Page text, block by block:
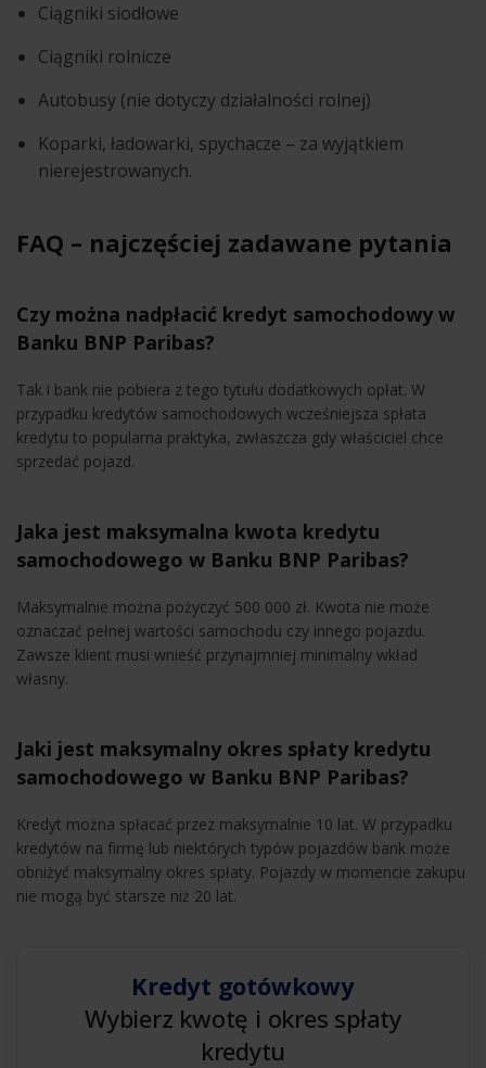
Ciągniki siodłowe
Ciągniki rolnicze
Autobusy (nie dotyczy działalności rolnej)
Koparki, ładowarki, spychacze – za wyjątkiem
nierejestrowanych.
FAQ – najczęściej zadawane pytania
Czy można nadpłacić kredyt samochodowy w
Banku BNP Paribas?
Tak i bank nie pobiera z tego tytułu dodatkowych opłat. W
przypadku kredytów samochodowych wcześniejsza spłata
kredytu to popularna praktyka, zwłaszcza gdy właściciel chce
sprzedać pojazd.
Jaka jest maksymalna kwota kredytu
samochodowego w Banku BNP Paribas?
Maksymalnie można pożyczyć 500 000 zł. Kwota nie może
oznaczać pełnej wartości samochodu czy innego pojazdu.
Zawsze klient musi wnieść przynajmniej minimalny wkład
własny.
Jaki jest maksymalny okres spłaty kredytu
samochodowego w Banku BNP Paribas?
Kredyt można spłacać przez maksymalnie 10 lat. W przypadku
kredytów na firmę lub niektórych typów pojazdów bank może
obniżyć maksymalny okres spłaty. Pojazdy w momencie zakupu
nie mogą być starsze niż 20 lat.
Kredyt gotówkowy
Wybierz kwotę i okres spłaty
kredytu